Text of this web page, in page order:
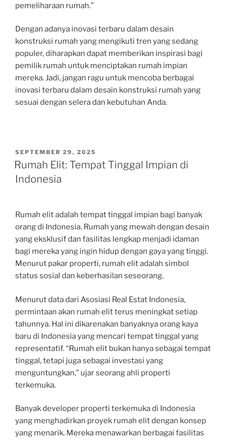
pemeliharaan rumah.”
Dengan adanya inovasi terbaru dalam desain
konstruksi rumah yang mengikuti tren yang sedang
populer, diharapkan dapat memberikan inspirasi bagi
pemilik rumah untuk menciptakan rumah impian
mereka. Jadi, jangan ragu untuk mencoba berbagai
inovasi terbaru dalam desain konstruksi rumah yang
sesuai dengan selera dan kebutuhan Anda.
POSTED
ON
SEPTEMBER 29, 2025
Rumah Elit: Tempat Tinggal Impian di
Indonesia
Rumah elit adalah tempat tinggal impian bagi banyak
orang di Indonesia. Rumah yang mewah dengan desain
yang eksklusif dan fasilitas lengkap menjadi idaman
bagi mereka yang ingin hidup dengan gaya yang tinggi.
Menurut pakar properti, rumah elit adalah simbol
status sosial dan keberhasilan seseorang.
Menurut data dari Asosiasi Real Estat Indonesia,
permintaan akan rumah elit terus meningkat setiap
tahunnya. Hal ini dikarenakan banyaknya orang kaya
baru di Indonesia yang mencari tempat tinggal yang
representatif. “Rumah elit bukan hanya sebagai tempat
tinggal, tetapi juga sebagai investasi yang
menguntungkan,” ujar seorang ahli properti
terkemuka.
Banyak developer properti terkemuka di Indonesia
yang menghadirkan proyek rumah elit dengan konsep
yang menarik. Mereka menawarkan berbagai fasilitas